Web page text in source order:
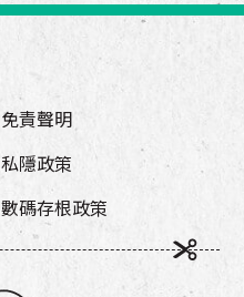
免責聲明
私隱政策
數碼存根政策